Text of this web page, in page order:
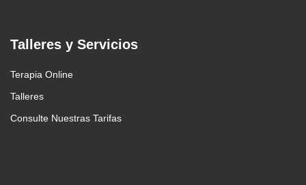
Talleres y Servicios
Terapia Online
Talleres
Consulte Nuestras Tarifas